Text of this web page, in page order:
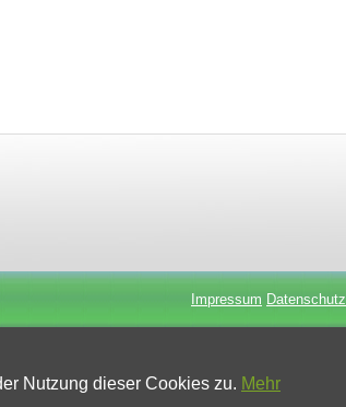
Impressum Datenschutz
Nutzung dieser Cookies zu. Mehr